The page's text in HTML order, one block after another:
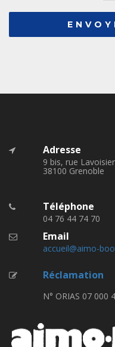
Adresse
9 bis, rue Lavoisier
38100 Grenoble
Téléphone
04 76 44 74 70
Email
accueil@aimo-
Réclamation
N° ORIAS 07 000